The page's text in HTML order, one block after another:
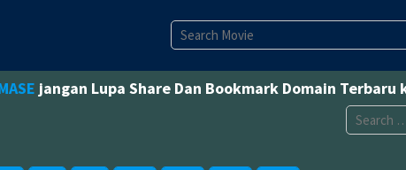
jangan Lupa Share Dan Bookmark Domain Terbaru
Search
for: